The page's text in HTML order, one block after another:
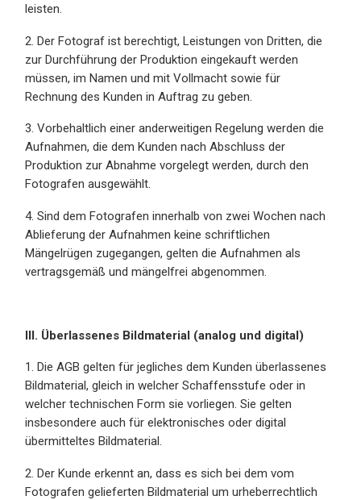
leisten.
2. Der Fotograf ist berechtigt, Leistungen von Dritten, die
zur Durchführung der Produktion eingekauft werden
müssen, im Namen und mit Vollmacht sowie für
Rechnung des Kunden in Auftrag zu geben.
3. Vorbehaltlich einer anderweitigen Regelung werden die
Aufnahmen, die dem Kunden nach Abschluss der
Produktion zur Abnahme vorgelegt werden, durch den
Fotografen ausgewählt.
4. Sind dem Fotografen innerhalb von zwei Wochen nach
Ablieferung der Aufnahmen keine schriftlichen
Mängelrügen zugegangen, gelten die Aufnahmen als
vertragsgemäß und mängelfrei abgenommen.
III. Überlassenes Bildmaterial (analog und digital)
1. Die AGB gelten für jegliches dem Kunden überlassenes
Bildmaterial, gleich in welcher Schaffensstufe oder in
welcher technischen Form sie vorliegen. Sie gelten
insbesondere auch für elektronisches oder digital
übermitteltes Bildmaterial.
2. Der Kunde erkennt an, dass es sich bei dem vom
Fotografen gelieferten Bildmaterial um urheberrechtlich